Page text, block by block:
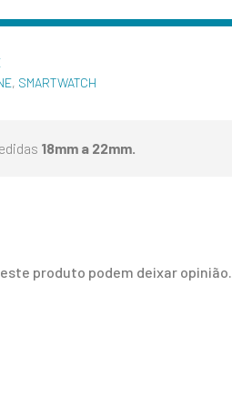
, SMARTWATCH
18mm a 22mm.
produto podem deixar opinião.